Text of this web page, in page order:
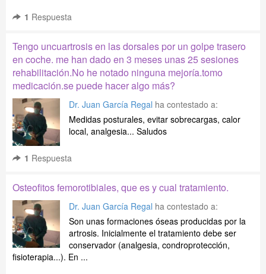
1 Respuesta
Tengo uncuartrosis en las dorsales por un golpe trasero
en coche. me han dado en 3 meses unas 25 sesiones
rehabilitación.No he notado ninguna mejoría.tomo
medicación.se puede hacer algo más?
Dr. Juan García Regal ha contestado a:
Medidas posturales, evitar sobrecargas, calor
local, analgesia... Saludos
1 Respuesta
Osteofitos femorotibiales, que es y cual tratamiento.
Dr. Juan García Regal ha contestado a:
Son unas formaciones óseas producidas por la
artrosis. Inicialmente el tratamiento debe ser
conservador (analgesia, condroprotección,
fisioterapia...). En ...